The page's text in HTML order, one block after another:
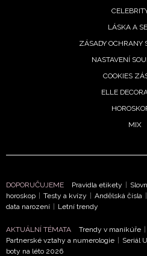
LÁSKA A
ZÁSADY OCHRANY
NASTAVENÍ
COOKIES
ELLE
MIX
DOPORUČUJEME Pravidla etikety
horoskop
Testy a kvízy Andělská čísla
data narození
Letní trendy
AKTUÁLNÍ TÉMATA Trendy v manikúře
Partnerské vztahy a numerologie
Seriál
boty na léto 2026